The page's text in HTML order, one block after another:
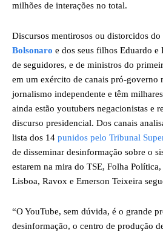
milhões de interações no total.
Discursos mentirosos ou distorcidos do
Bolsonaro e dos seus filhos Eduardo
de seguidores, e de ministros do
em um exército de canais pró-governo
jornalismo independente e têm
ainda estão youtubers negacionistas e
discurso presidencial. Dos canais
lista dos 14 punidos pelo Tribunal
de disseminar desinformação sobre o
estarem na mira do TSE, Folha
Lisboa, Ravox e Emerson Teixeira
“O YouTube, sem dúvida, é o grande
desinformação, o centro de produção